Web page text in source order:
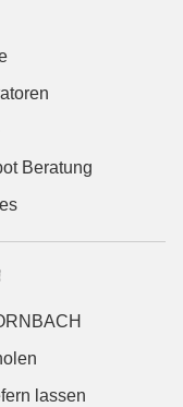
Beratung
lassen